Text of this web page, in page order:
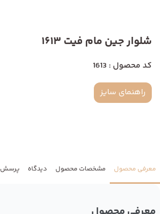
شلوار جین مام فیت 1613
کد محصول : 1613
راهنمای سایز
معرفی محصول مشخصات محصول دیدگاه پرسش